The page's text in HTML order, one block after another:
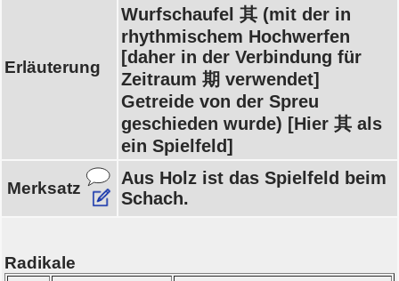
Erläuterung
Wurfschaufel 其 (mit der in
rhythmischem Hochwerfen
[daher in der Verbindung für
Zeitraum 期 verwendet]
Getreide von der Spreu
geschieden wurde) [Hier 其 als
ein Spielfeld]
Merksatz
Aus Holz ist das Spielfeld beim
Schach.
Radikale